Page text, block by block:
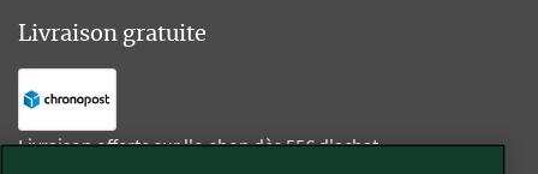
Livraison gratuite
Livraison offerte sur l'e-shop dès 55€ d'achat.